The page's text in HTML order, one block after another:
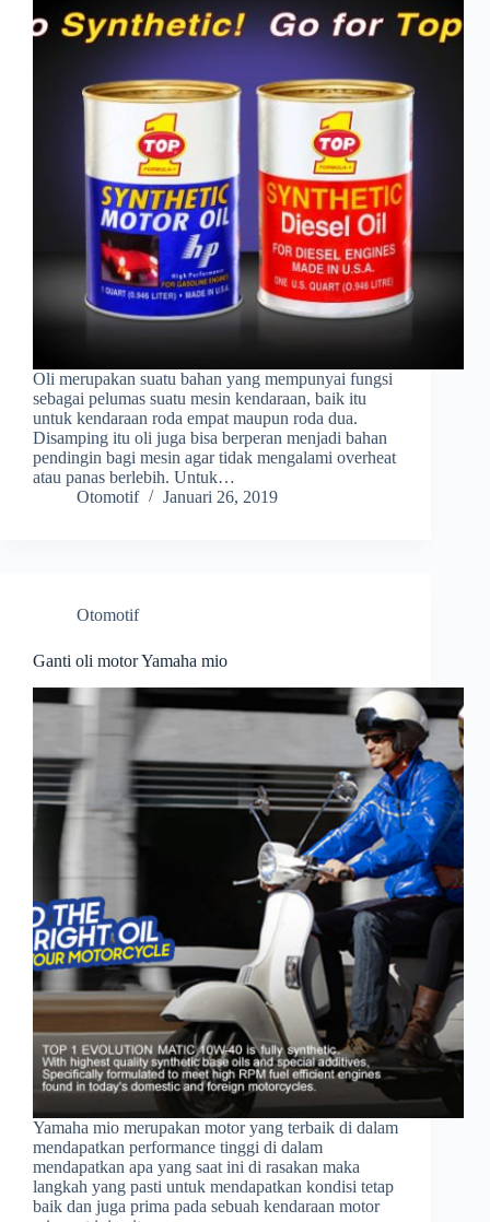
Oli merupakan suatu bahan yang mempunyai fungsi
sebagai pelumas suatu mesin kendaraan, baik itu
untuk kendaraan roda empat maupun roda dua.
Disamping itu oli juga bisa berperan menjadi bahan
pendingin bagi mesin agar tidak mengalami overheat
atau panas berlebih. Untuk…
Otomotif
Januari 26, 2019
Otomotif
Ganti oli motor Yamaha mio
Yamaha mio merupakan motor yang terbaik di dalam
mendapatkan performance tinggi di dalam
mendapatkan apa yang saat ini di rasakan maka
langkah yang pasti untuk mendapatkan kondisi tetap
baik dan juga prima pada sebuah kendaraan motor